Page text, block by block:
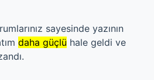
sayesinde yazının
daha güçlü hale geldi ve